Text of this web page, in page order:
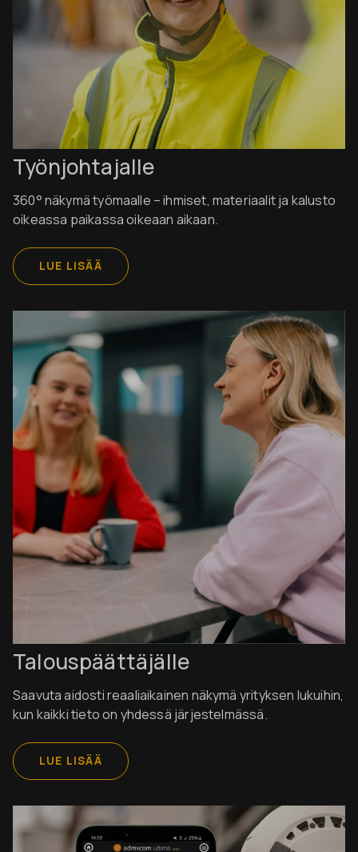
Työnjohtajalle
360° näkymä työmaalle – ihmiset, materiaalit ja kalusto
oikeassa paikassa oikeaan aikaan.
LUE LISÄÄ
Talouspäättäjälle
Saavuta aidosti reaaliaikainen näkymä yrityksen lukuihin,
kun kaikki tieto on yhdessä järjestelmässä.
LUE LISÄÄ